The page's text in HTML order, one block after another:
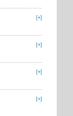
[+]
[+]
[+]
[+]